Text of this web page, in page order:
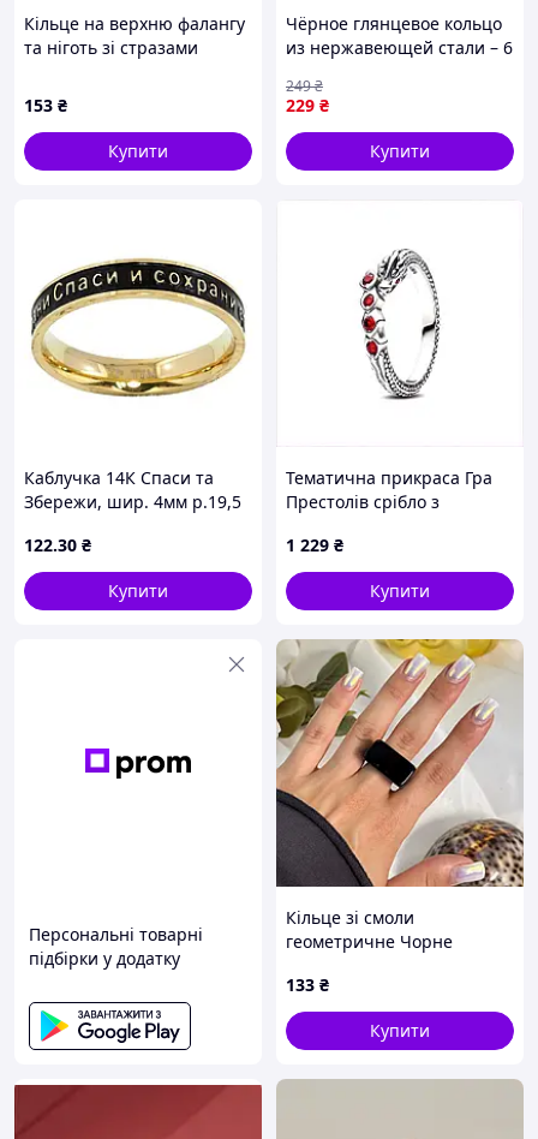
Кільце на верхню фалангу
та ніготь зі стразами
BK1019-6
153 ₴
Купити
Чёрное глянцевое кольцо
из нержавеющей стали – 6
унисекс дизайн, мужское
женское 2 JGGW_229
229 ₴
249₴
Купити
Каблучка 14К Спаси та
Збережи, шир. 4мм р.19,5
122.30 ₴
Купити
Тематична прикраса Гра
Престолів срібло з
1 229 ₴
Купити
Персональні товарні
підбірки у додатку
Кільце зі смоли
геометричне Чорне
133 ₴
Купити